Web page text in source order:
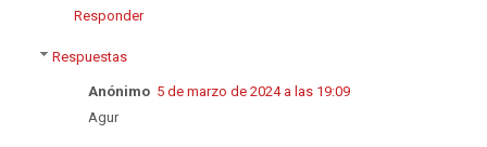
Responder
Respuestas
Anónimo 5 de marzo de 2024 a las 19:09
Agur